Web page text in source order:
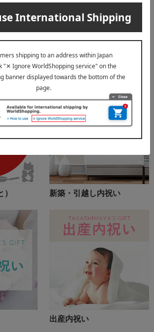
アイテムに関連する特集
新築・引越し内祝い
出産内祝い